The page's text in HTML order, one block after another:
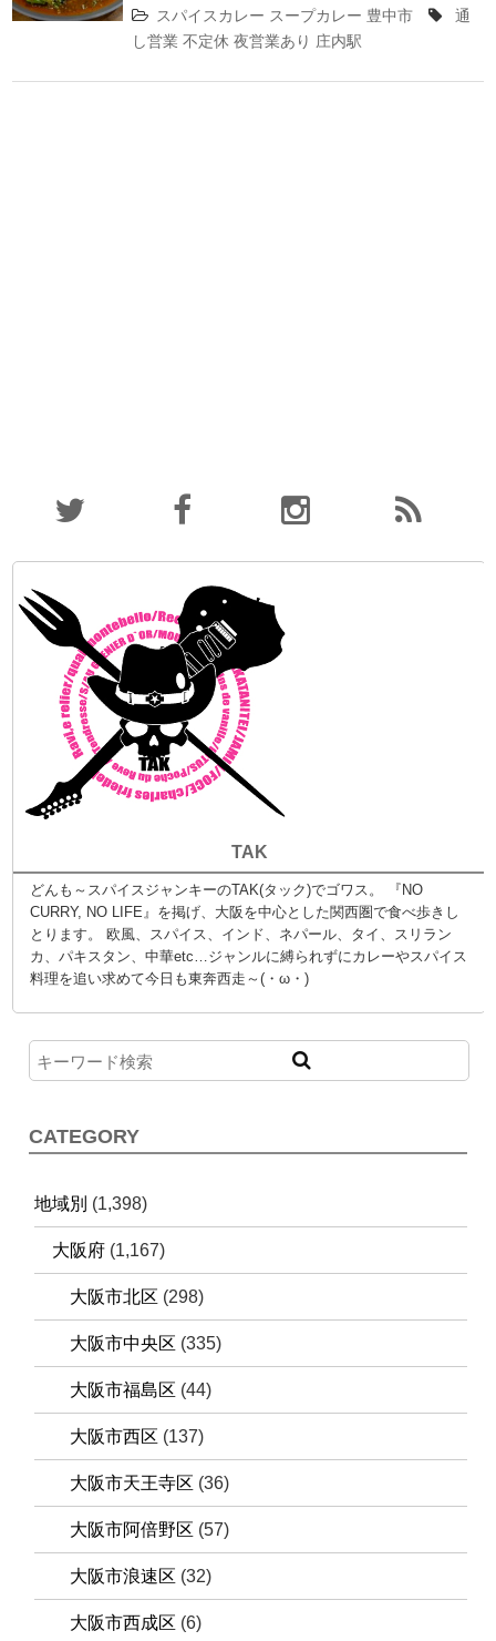
スパイスカレー スープカレー 豊中市
通
し営業 不定休 夜営業あり 庄内駅
TAK
どんも～スパイスジャンキーのTAK(タック)でゴワス。 『NO
CURRY, NO LIFE』を掲げ、大阪を中心とした関西圏で食べ歩きし
とります。 欧風、スパイス、インド、ネパール、タイ、スリラン
カ、パキスタン、中華etc…ジャンルに縛られずにカレーやスパイス
料理を追い求めて今日も東奔西走～(・ω・)
CATEGORY
地域別 (1,398)
大阪府 (1,167)
大阪市北区 (298)
大阪市中央区 (335)
大阪市福島区 (44)
大阪市西区 (137)
大阪市天王寺区 (36)
大阪市阿倍野区 (57)
大阪市浪速区 (32)
大阪市西成区 (6)